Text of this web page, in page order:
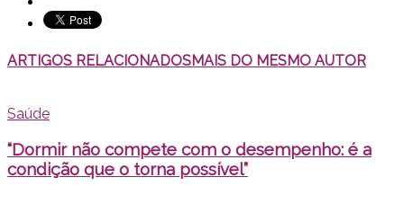
ARTIGOS RELACIONADOSMAIS DO MESMO AUTOR
Saúde
“Dormir não compete com o desempenho: é a
condição que o torna possível”